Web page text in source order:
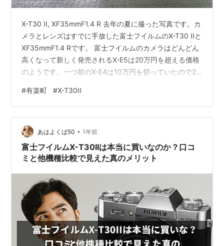
X-T30 II, XF35mmF1.4 R 去年の夏に撮った写真です。カ
メラとレンズはすでに手放した富士フイルムのX-T30 IIと
XF35mmF1.4 Rです。 富士フイルムのカメラはどんどん
高くなって新しく発売されるX-E5は20万円を超える価格
のようです。一つ前のX-E4は10万円を切っていたので2
X-Eシリーズに全部入りの機能を求めていない人も一定数
いそうな気がします。富士フイルムは高級路線へ舵を切
ったということなので、安いAPS-Cカメラが欲しければ
他をあたってくれということなのでしょうか。 新しいコ
ンデジが発売されない時代になって…
#有楽町 #X-T30II
あはよくば50 • 1年前
富士フイルムX-T30IIは本当に買いなのか？口コ
ミと他機種比較で見えた真のメリット